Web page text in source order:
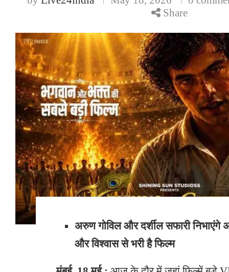
Share
अरुण गोविल और दर्शील सफारी निभाएंगे
और विश्वास से भरी है फिल्म